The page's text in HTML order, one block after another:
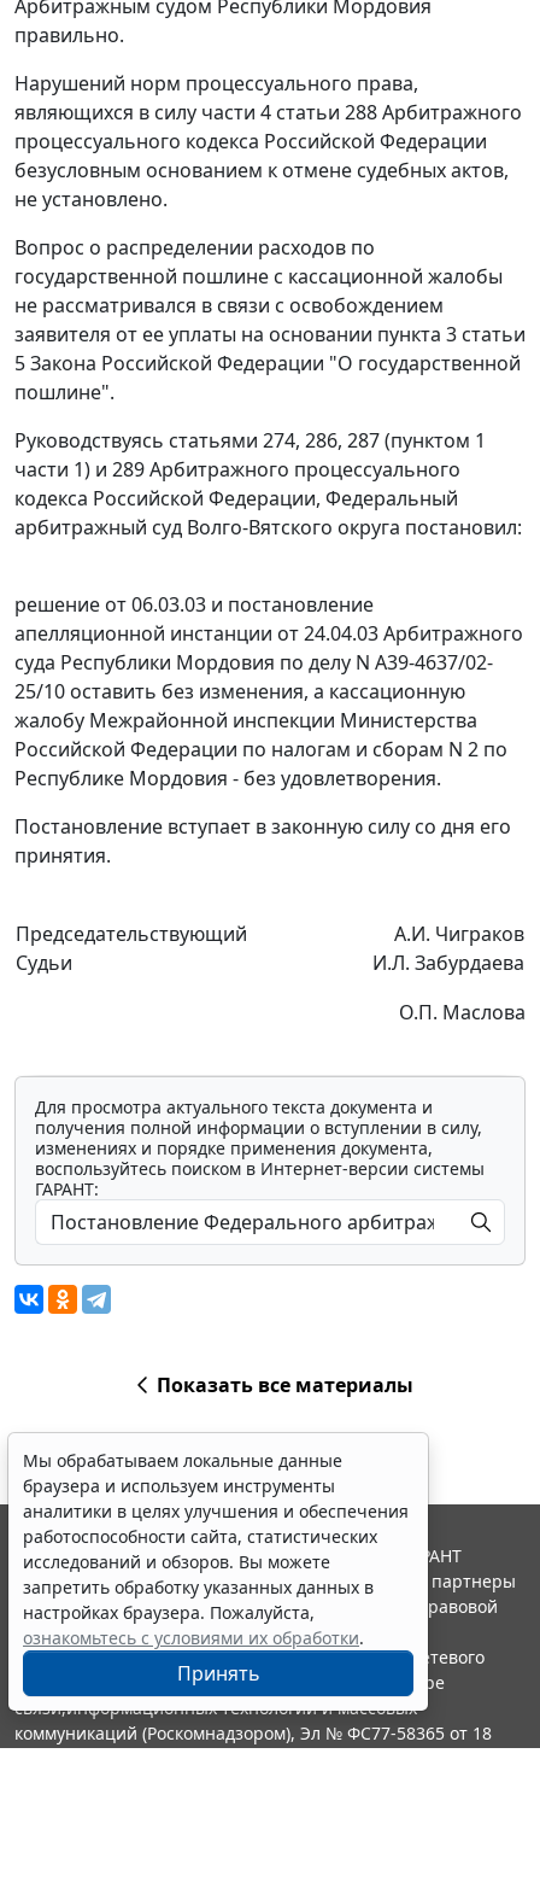
Арбитражным судом Республики Мордовия
правильно.
Нарушений норм процессуального права,
являющихся в силу части 4 статьи 288Арбитражного
процессуального кодекса Российской Федерации
безусловным основанием к отмене судебных актов,
не установлено.
Вопрос о распределении расходов по
государственной пошлине с кассационной жалобы
не рассматривался в связи с освобождением
заявителя от ее уплаты на основании пункта 3 статьи
5Закона Российской Федерации "О государственной
пошлине".
Руководствуясь статьями 274, 286, 287 (пунктом 1
части 1) и 289Арбитражного процессуального
кодекса Российской Федерации, Федеральный
арбитражный суд Волго-Вятского округа постановил:
решение от 06.03.03 и постановление
апелляционной инстанции от 24.04.03 Арбитражного
суда Республики Мордовия по делу N А39-4637/02-
25/10 оставить без изменения, а кассационную
жалобу Межрайонной инспекции Министерства
Российской Федерации по налогам и сборам N 2 по
Республике Мордовия - без удовлетворения.
Постановление вступает в законную силу со дня его
принятия.
Председательствующий
Судьи
А.И. Чиграков
И.Л. Забурдаева
О.П. Маслова
Для просмотра актуального текста документа и
получения полной информации о вступлении в силу,
изменениях и порядке применения документа,
воспользуйтесь поиском в Интернет-версии системы
ГАРАНТ:
Показать все материалы
Мы обрабатываем локальные данные
браузера и используем инструменты
аналитики в целях улучшения и обеспечения
работоспособности сайта, статистических
исследований и обзоров. Вы можете
запретить обработку указанных данных в
настройках браузера. Пожалуйста,
ознакомьтесь с условиями их обработки.
Принять
© ООО "НПП "ГАРАНТ-СЕРВИС", 2026. Система ГАРАНТ
выпускается с 1990 года. Компания "Гарант" и ее партнеры
являются участниками Российской ассоциации правовой
информации ГАРАНТ.
Портал ГАРАНТ.РУ зарегистрирован в качестве сетевого
издания Федеральной службой по надзору в сфере
связи,информационных технологий и массовых
коммуникаций (Роскомнадзором), Эл № ФС77-58365 от 18